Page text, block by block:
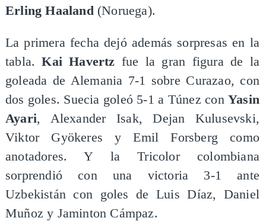
Erling Haaland(Noruega).
La primera fecha dejó además sorpresas en la
tabla.Kai Havertz fue la gran figura de la
goleada de Alemania 7-1 sobre Curazao, con
dos goles. Suecia goleó 5-1 a Túnez conYasin
Ayari, Alexander Isak, Dejan Kulusevski,
Viktor Gyökeres y Emil Forsberg como
anotadores. Y la Tricolor colombiana
sorprendió con una victoria 3-1 ante
Uzbekistán con goles de Luis Díaz, Daniel
Muñoz y Jaminton Cámpaz.